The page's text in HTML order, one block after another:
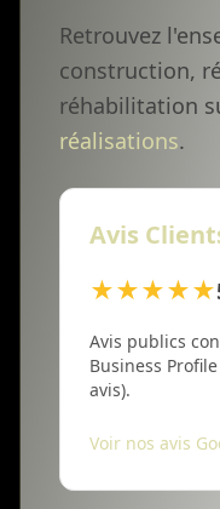
Retrouvez
construction,
réhabilitation
réalisations.
Avis
★★★★★
Avis publics
Business
avis).
Voir nos avis